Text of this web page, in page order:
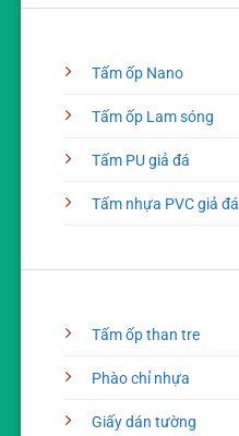
Tấm ốp Nano
Tấm ốp Lam sóng
Tấm PU giả đá
Tấm nhựa PVC giả đá
Tấm ốp than tre
Phào chỉ nhựa
Giấy dán tường